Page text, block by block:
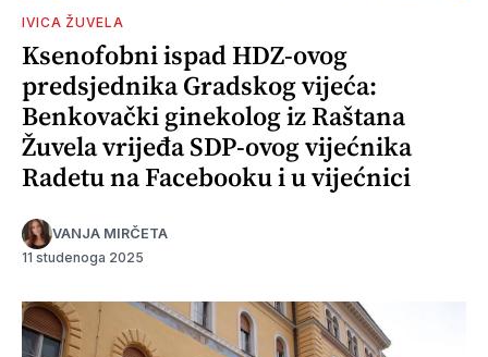
IVICA ŽUVELA
Ksenofobni ispad HDZ-ovog
predsjednika Gradskog vijeća:
Benkovački ginekolog iz Raštana
Žuvela vrijeđa SDP-ovog vijećnika
Radetu na Facebooku i u vijećnici
VANJA MIRČETA
11 studenoga 2025